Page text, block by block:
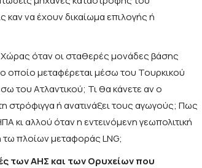
καν να έχουν δικαίωμα επιλογής ή
όταν οι σταθερές μονάδες βάσης
οποίο μεταφέρεται μέσω του Τουρκικού
του Ατλαντικού; Τι θα κάνετε αν ο
στρόφιγγα ή ανατινάξει τους αγωγούς; Πως
κι αλλού όταν η εντεινόμενη γεωπολιτική
τω πλοίων μεταφοράς LNG;
των ΑΗΣ και των Ορυχείων που